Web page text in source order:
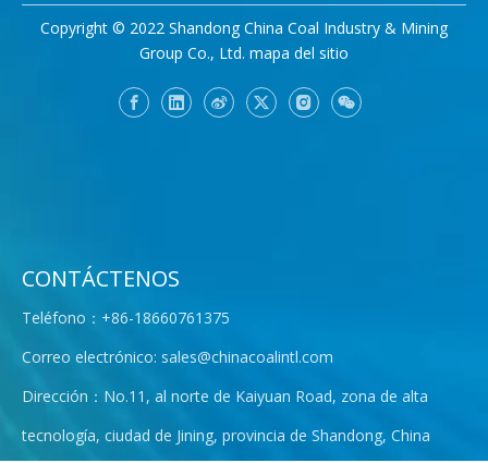
Copyright © 2022 Shandong China Coal Industry & Mining
Group Co., Ltd. mapa del sitio
CONTÁCTENOS
Teléfono：+86-18660761375
Correo electrónico: sales@chinacoalintl.com
Dirección：No.11, al norte de Kaiyuan Road, zona de alta
tecnología, ciudad de Jining, provincia de Shandong, China